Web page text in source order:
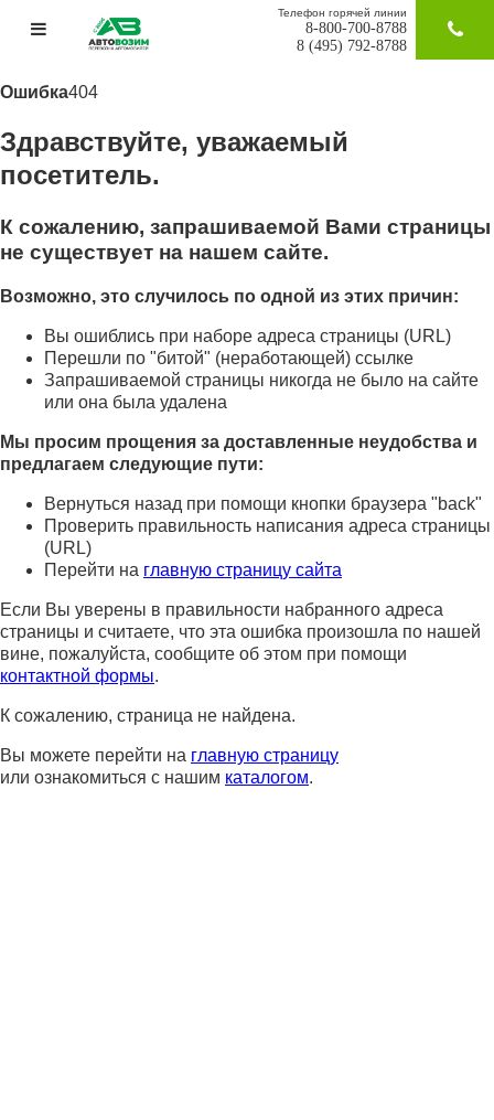
Телефон горячей линии
8-800-700-8788
8 (495) 792-8788
Ошибка404
Здравствуйте, уважаемый
посетитель.
К сожалению, запрашиваемой Вами страницы
не существует на нашем сайте.
Возможно, это случилось по одной из этих причин:
Вы ошиблись при наборе адреса страницы (URL)
Перешли по "битой" (неработающей) ссылке
Запрашиваемой страницы никогда не было на сайте
или она была удалена
Мы просим прощения за доставленные неудобства и
предлагаем следующие пути:
Вернуться назад при помощи кнопки браузера "back"
Проверить правильность написания адреса страницы
(URL)
Перейти на главную страницу сайта
Если Вы уверены в правильности набранного адреса
страницы и считаете, что эта ошибка произошла по нашей
вине, пожалуйста, сообщите об этом при помощи
контактной формы.
К сожалению, страница не найдена.
Вы можете перейти на главную страницу
или ознакомиться с нашим каталогом.